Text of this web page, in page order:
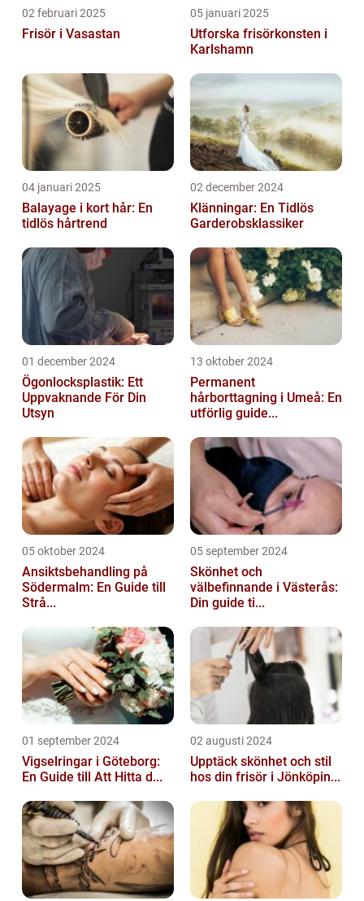
02 februari 2025
Frisör i Vasastan
05 januari 2025
Utforska frisörkonsten i
Karlshamn
04 januari 2025
Balayage i kort hår: En
tidlös hårtrend
02 december 2024
Klänningar: En Tidlös
Garderobsklassiker
01 december 2024
Ögonlocksplastik: Ett
Uppvaknande För Din
Utsyn
13 oktober 2024
Permanent
hårborttagning i Umeå: En
utförlig guide...
05 oktober 2024
Ansiktsbehandling på
Södermalm: En Guide till
Strå...
05 september 2024
Skönhet och
välbefinnande i Västerås:
Din guide ti...
01 september 2024
Vigselringar i Göteborg:
En Guide till Att Hitta d...
02 augusti 2024
Upptäck skönhet och stil
hos din frisör i Jönköpin...